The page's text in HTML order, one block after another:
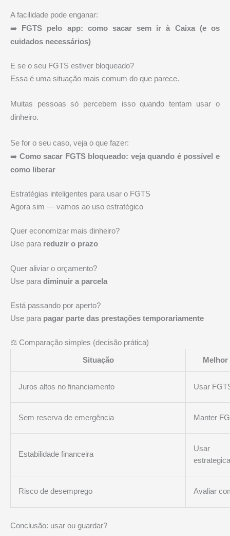
A facilidade pode enganar:
➡️
FGTS pelo app: como sacar sem ir à Caixa (e os
cuidados necessários)
E se o seu FGTS estiver bloqueado?
Essa é uma situação mais comum do que parece.
Muitas pessoas só percebem isso quando tentam usar o
dinheiro.
Se for o seu caso, veja o que fazer:
➡️ Como sacar FGTS bloqueado: veja quando é possível e
como liberar
Estratégias inteligentes para usar o FGTS
Agora sim — vamos ao uso estratégico
Quer economizar mais dinheiro?
Use para reduzir o prazo
Quer aliviar o orçamento?
Use para diminuir a parcela
Está passando por aperto?
Use para pagar parte das prestações temporariamente
⚖️ Comparação simples (decisão prática)
Situação
Juros altos no financiamento Usar
Sem reserva de emergência Manter
Estabilidade financeira
Usar
Risco de desemprego Avaliar
Conclusão: usar ou guardar?